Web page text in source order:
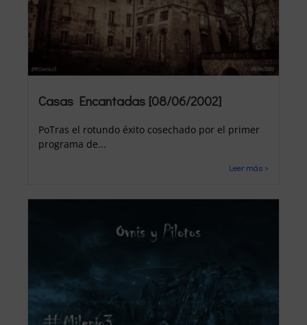
Casas Encantadas [08/06/2002]
PoTras el rotundo éxito cosechado por el primer
programa de...
Leer más >